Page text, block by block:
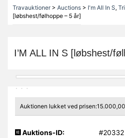
Travauktioner> Auctions> I'm All In S,
[løbshest/følhoppe – 5 år]
I’M ALL IN S [løbshest/
Auktionen lukket ved
Auktions-ID:
#20332